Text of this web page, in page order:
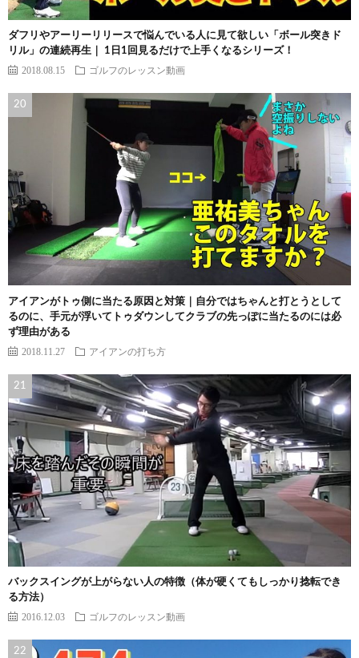
ダフリやアーリーリリースで悩んでいる人に見て欲しい「ボール突きド
リル」の連続再生｜ 1日1回見るだけで上手くなるシリーズ！
2018.08.15 ゴルフのレッスン動画
アイアンがトゥ側に当たる原因と対策｜自分ではちゃんと打とうとして
るのに、手元が浮いてトゥダウンしてクラブの先っぽに当たるのには必
ず理由がある
2018.11.27 アイアンの打ち方
バックスイングが上がらない人の特徴（体が硬くてもしっかり捻転でき
る方法）
2016.12.03 ゴルフのレッスン動画